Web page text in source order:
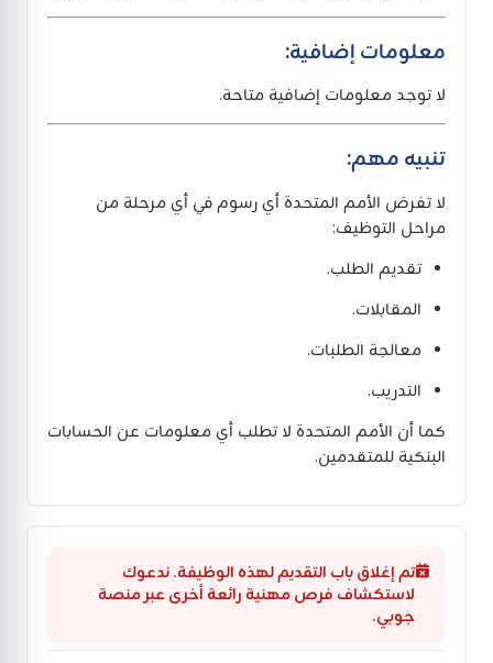
تم إغلاق باب التقديم لهذه الوظيفة. ندعوك
لاستكشاف فرص مهنية رائعة أخرى عبر منصة
جوبي.
معلومات إضافية:
لا توجد معلومات إضافية متاحة.
تنبيه مهم:
لا تفرض الأمم المتحدة أي رسوم في أي مرحلة من
مراحل التوظيف:
تقديم الطلب.
المقابلات.
معالجة الطلبات.
التدريب.
كما أن الأمم المتحدة لا تطلب أي معلومات عن الحسابات
البنكية للمتقدمين.